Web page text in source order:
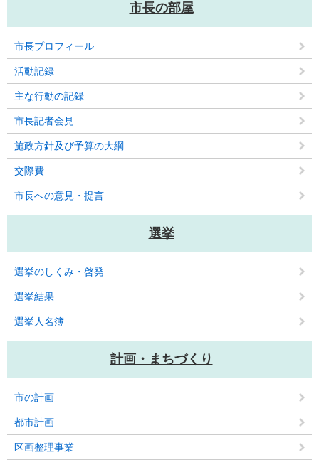
市長の部屋
市長プロフィール
活動記録
主な行動の記録
市長記者会見
施政方針及び予算の大綱
交際費
市長への意見・提言
選挙
選挙のしくみ・啓発
選挙結果
選挙人名簿
計画・まちづくり
市の計画
都市計画
区画整理事業